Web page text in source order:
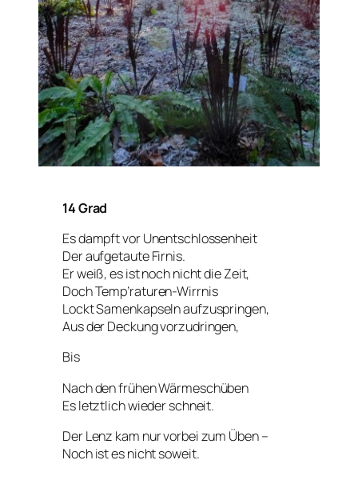
14 Grad
Es dampft vor Unentschlossenheit
Der aufgetaute Firnis.
Er weiß, es ist noch nicht die Zeit,
Doch Temp’raturen-Wirrnis
Lockt Samenkapseln aufzuspringen,
Aus der Deckung vorzudringen,
Bis
Nach den frühen Wärmeschüben
Es letztlich wieder schneit.
Der Lenz kam nur vorbei zum Üben –
Noch ist es nicht soweit.